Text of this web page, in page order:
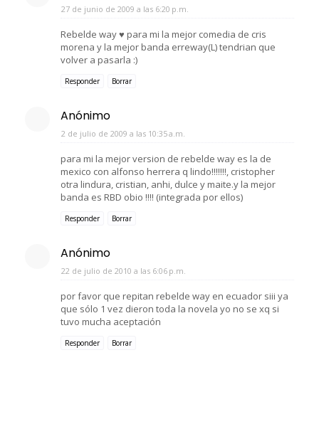
27 de junio de 2009 a las 6:20 p.m.
Rebelde way ♥ para mi la mejor comedia de cris
morena y la mejor banda erreway(L) tendrian que
volver a pasarla :)
Responder Borrar
Anónimo
2 de julio de 2009 a las 10:35 a.m.
para mi la mejor version de rebelde way es la de
mexico con alfonso herrera q lindo!!!!!!!, cristopher
otra lindura, cristian, anhi, dulce y maite.y la mejor
banda es RBD obio !!!! (integrada por ellos)
Responder Borrar
Anónimo
22 de julio de 2010 a las 6:06 p.m.
por favor que repitan rebelde way en ecuador siii ya
que sólo 1 vez dieron toda la novela yo no se xq si
tuvo mucha aceptación
Responder Borrar